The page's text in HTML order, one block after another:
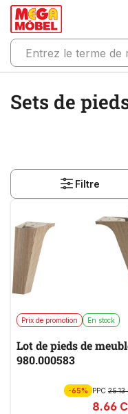
Sets de
Filtre
Prix de promotion En stock
Lot de pieds de
980.000583
-65% PPC 25.13
8.66